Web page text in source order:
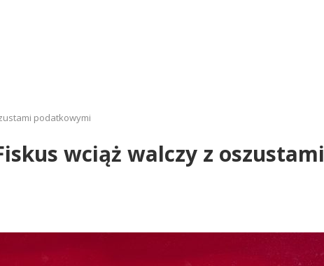
podatkowymi
wciąż walczy z oszustami